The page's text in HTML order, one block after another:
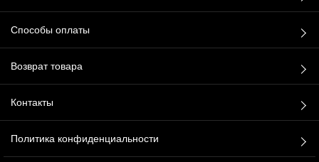
Способы оплаты
Возврат товара
Контакты
Политика конфиденциальности